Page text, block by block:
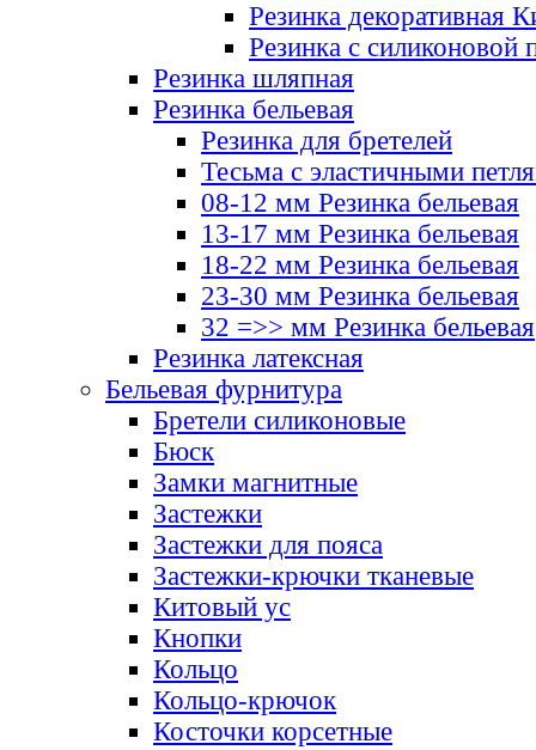
Резинка декоративная
Резинка с силиконовой
Резинка шляпная
Резинка бельевая
Резинка для бретелей
Тесьма с эластичными
08-12 мм Резинка бельевая
13-17 мм Резинка бельевая
18-22 мм Резинка бельевая
23-30 мм Резинка бельевая
32 =>> мм Резинка бельевая
Резинка латексная
Бельевая фурнитура
Бретели силиконовые
Бюск
Замки магнитные
Застежки
Застежки для пояса
Застежки-крючки тканевые
Китовый ус
Кнопки
Кольцо
Кольцо-крючок
Косточки корсетные